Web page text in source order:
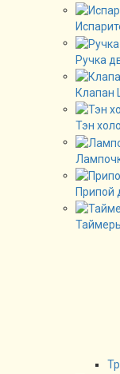
Ручка
Клапан
Тэн
Припой